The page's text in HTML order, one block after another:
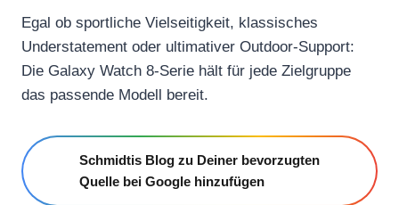
Egal ob sportliche Vielseitigkeit, klassisches
Understatement oder ultimativer Outdoor-Support:
Die Galaxy Watch 8-Serie hält für jede Zielgruppe
das passende Modell bereit.
Schmidtis Blog zu Deiner bevorzugten
Quelle bei Google hinzufügen